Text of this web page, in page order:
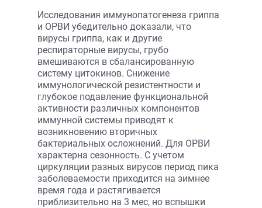
Исследования иммунопатогенеза гриппа
и ОРВИ убедительно доказали, что
вирусы гриппа, как и другие
респираторные вирусы, грубо
вмешиваются в сбалансированную
систему цитокинов. Снижение
иммунологической резистентности и
глубокое подавление функциональной
активности различных компонентов
иммунной системы приводят к
возникновению вторичных
бактериальных осложнений. Для ОРВИ
характерна сезонность. С учетом
циркуляции разных вирусов период пика
заболеваемости приходится на зимнее
время года и растягивается
приблизительно на 3 мес, но вспышки